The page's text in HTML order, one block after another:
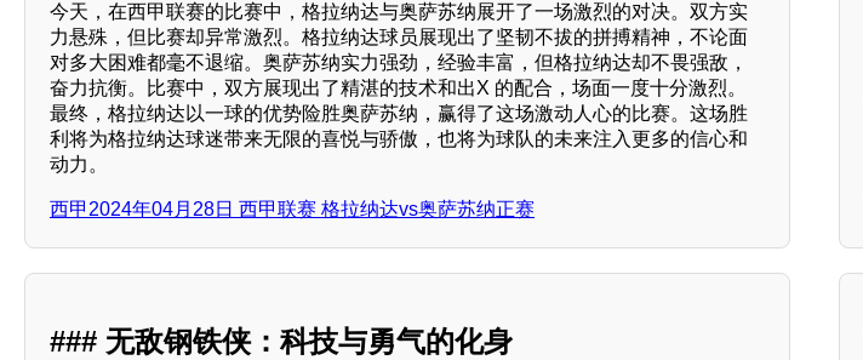
今天，在西甲联赛的比赛中，格拉纳达与奥萨苏纳展开了一场激烈的对决。双方实
力悬殊，但比赛却异常激烈。格拉纳达球员展现出了坚韧不拔的拼搏精神，不论面
对多大困难都毫不退缩。奥萨苏纳实力强劲，经验丰富，但格拉纳达却不畏强敌，
奋力抗衡。比赛中，双方展现出了精湛的技术和出X 的配合，场面一度十分激烈。
最终，格拉纳达以一球的优势险胜奥萨苏纳，赢得了这场激动人心的比赛。这场胜
利将为格拉纳达球迷带来无限的喜悦与骄傲，也将为球队的未来注入更多的信心和
动力。
西甲2024年04月28日 西甲联赛 格拉纳达vs奥萨苏纳正赛
### 无敌钢铁侠：科技与勇气的化身